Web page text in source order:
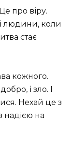
про віру.
людини, коли
стає
кожного.
і зло. І
Нехай це з
на